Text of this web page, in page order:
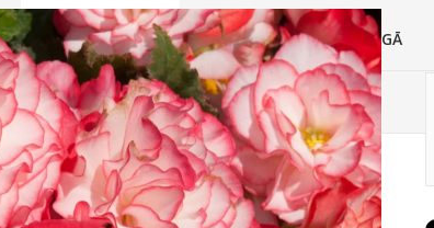
+
Vakance - NOLIKTAVAS
STRĀDNIEKU VEIKALĀ RĪGĀ
Pieteikties jaunumiem